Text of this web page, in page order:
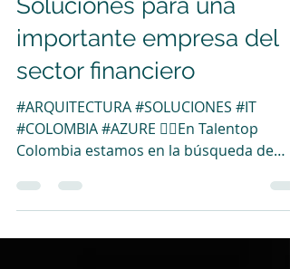
un/una Arquitecto/a de
Soluciones para una
importante empresa del
sector financiero
#ARQUITECTURA #SOLUCIONES #IT
Colombia estamos en la búsqueda de
un/una Arquitecto/a de Soluciones para...